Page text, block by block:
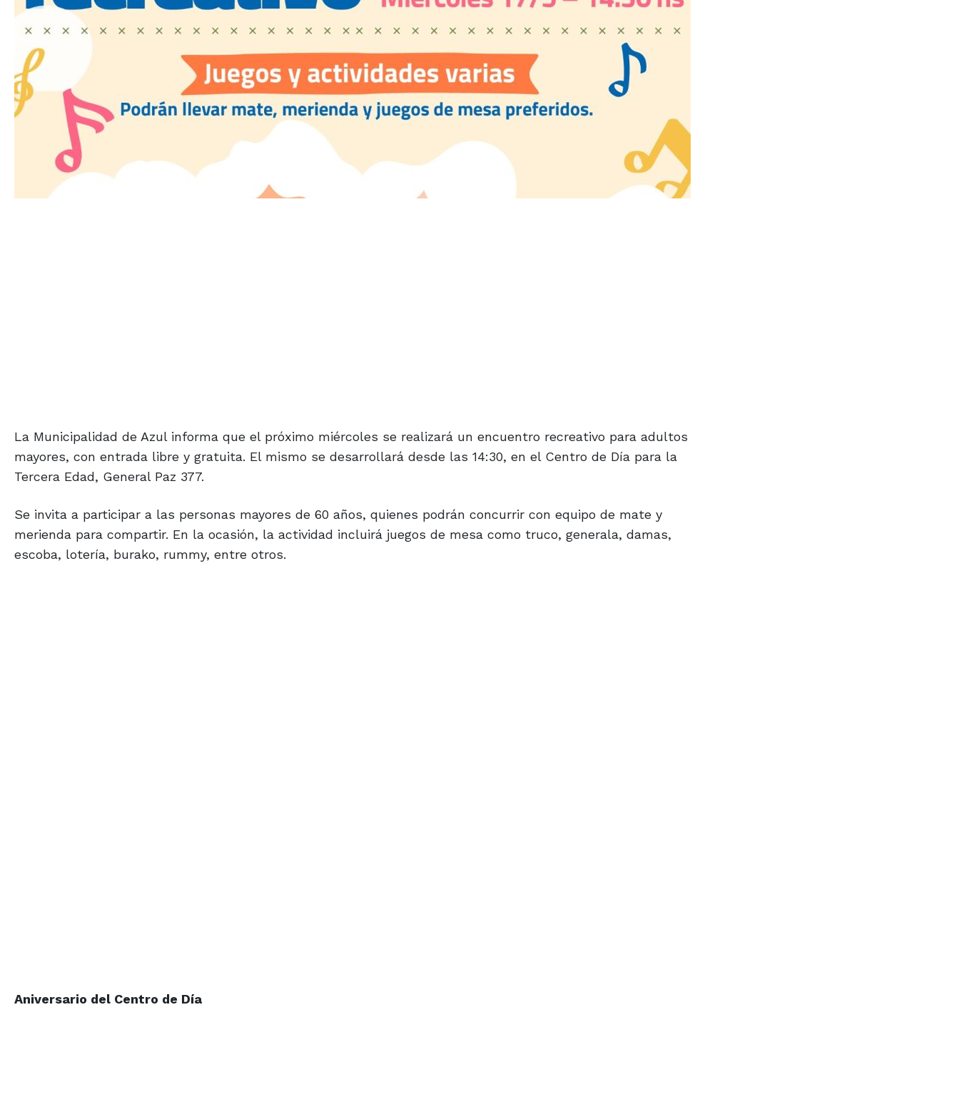
La Municipalidad de Azul informa que el próximo miércoles se realizará un encuentro recreativo para adultos
mayores, con entrada libre y gratuita. El mismo se desarrollará desde las 14:30, en el Centro de Día para la
Tercera Edad, General Paz 377.
Se invita a participar a las personas mayores de 60 años, quienes podrán concurrir con equipo de mate y
merienda para compartir. En la ocasión, la actividad incluirá juegos de mesa como truco, generala, damas,
escoba, lotería, burako, rummy, entre otros.
Aniversario del Centro de Día